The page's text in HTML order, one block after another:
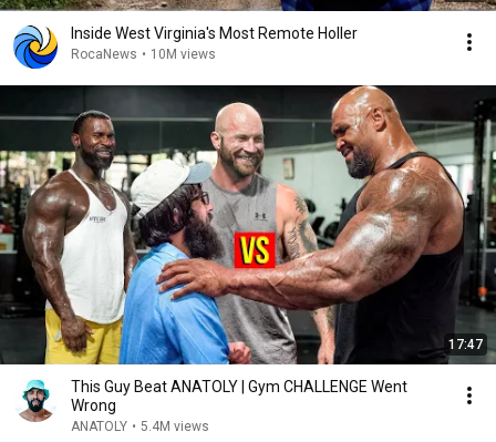
Inside West Virginia's Most Remote Holler
RocaNews • 10M views
17:47
This Guy Beat ANATOLY | Gym CHALLENGE Went
Wrong
ANATOLY • 5.4M views